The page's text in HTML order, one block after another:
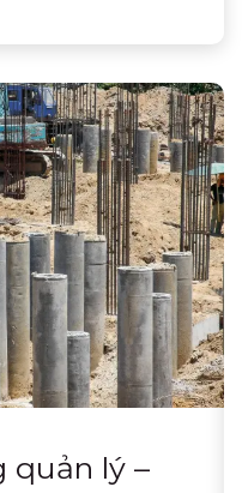
quản lý –